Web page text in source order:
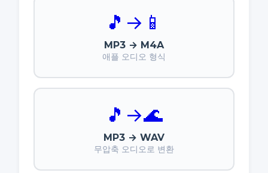
🎵 → 📱
MP3 → M4A
애플 오디오 형식
🎵 →🌊
MP3 → WAV
무압축 오디오로 변환